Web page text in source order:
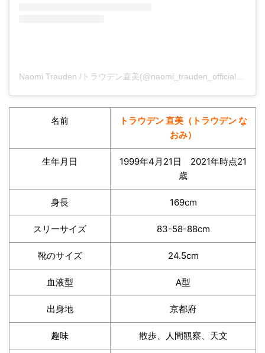
名前
トラウデン 直美（トラウデン な
おみ）
生年月日
1999年4月21日 2021年時点21
歳
身長 169cm
スリーサイズ 83-58-88cm
靴のサイズ 24.5cm
血液型 A型
出身地 京都府
趣味 散歩、人間観察、天文